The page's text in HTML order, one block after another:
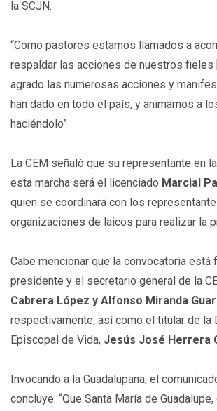
la SCJN.
“Como pastores estamos llamados a
respaldar las acciones de nuestros fieles
agrado las numerosas acciones y
han dado en todo el país, y animamos a
haciéndolo”
La CEM señaló que su representante en
esta marcha será el licenciado Marcial
quien se coordinará con los
organizaciones de laicos para realizar la
Cabe mencionar que la convocatoria está
presidente y el secretario general de la
Cabrera López y Alfonso Miranda
respectivamente, así como el titular de la
Episcopal de Vida, Jesús José Herrera
Invocando a la Guadalupana, el
concluye: “Que Santa María de